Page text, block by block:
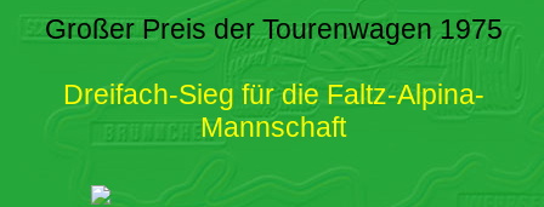
Großer Preis der Tourenwagen 1975
Dreifach-Sieg für die Faltz-Alpina-
Mannschaft